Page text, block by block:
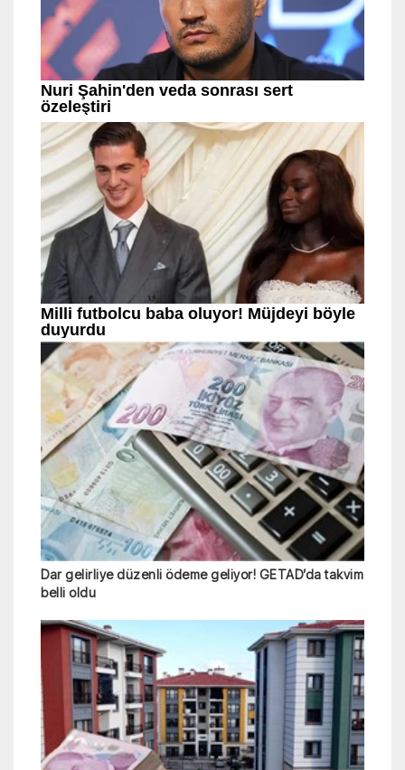
Dar gelirliye düzenli ödeme geliyor! GETAD’da takvim
belli oldu